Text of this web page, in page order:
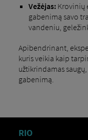
Vežėjas:Krovinių
gabenimą savo
vandeniu,
Apibendrinant,
kuris veikia kaip
užtikrindamas
gabenimą.
RIO